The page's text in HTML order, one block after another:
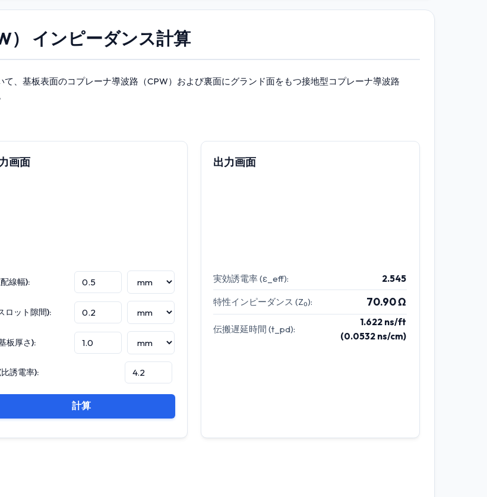
） インピーダンス計算
、基板表面のコプレーナ導波路（CPW）および裏面にグランド面をもつ接地型コプレーナ導波路
画面
線幅):
ロット隙間):
板厚さ):
誘電率):
出力画面
実効誘電率 (ε_eff): 2.545
特性インピーダンス (Z₀): 70.90 Ω
伝搬遅延時間 (t_pd):
1.622 ns/ft
(0.0532 ns/cm)